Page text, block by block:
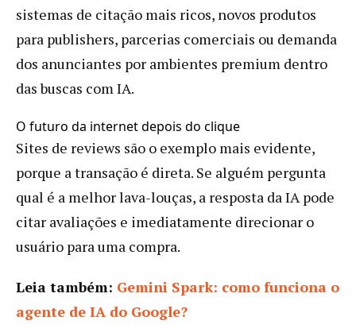
sistemas de citação mais ricos, novos produtos
para publishers, parcerias comerciais ou demanda
dos anunciantes por ambientes premium dentro
das buscas com IA.
O futuro da internet depois do clique
Sites de reviews são o exemplo mais evidente,
porque a transação é direta. Se alguém pergunta
qual é a melhor lava-louças, a resposta da IA pode
citar avaliações e imediatamente direcionar o
usuário para uma compra.
Leia também: Gemini Spark: como funciona o
agente de IA do Google?